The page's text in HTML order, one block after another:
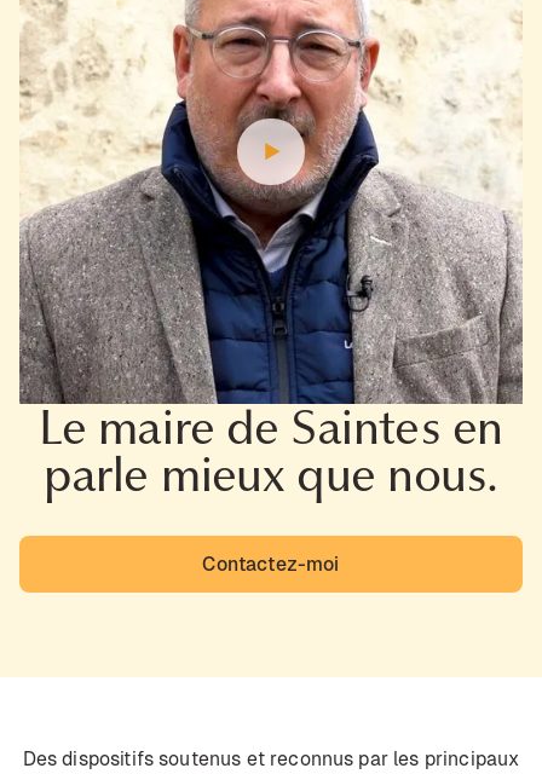
Le maire de Saintes en
parle mieux que nous.
Contactez-moi
Des dispositifs soutenus et reconnus par les principaux